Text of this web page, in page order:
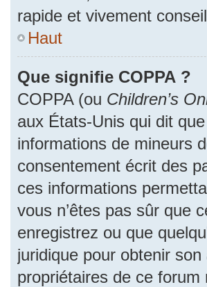
rapide et vivement
Haut
Que signifie COPPA ?
COPPA (ou Children’s
aux États-Unis qui dit
informations de mineurs
consentement écrit des
ces informations
vous n’êtes pas sûr que
enregistrez ou que
juridique pour obtenir
propriétaires de ce